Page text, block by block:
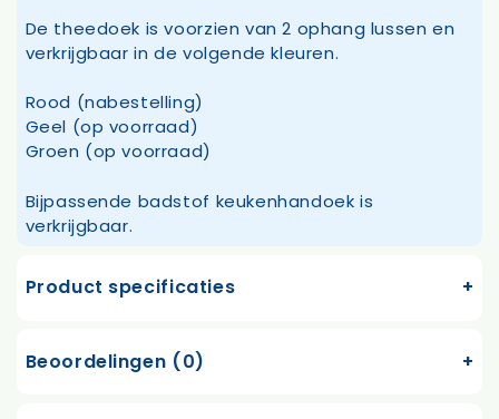
De theedoek is voorzien van 2 ophang lussen en
verkrijgbaar in de volgende kleuren.
Rood (nabestelling)
Geel (op voorraad)
Groen (op voorraad)
Bijpassende badstof keukenhandoek is
verkrijgbaar.
Product specificaties
Beoordelingen (0)